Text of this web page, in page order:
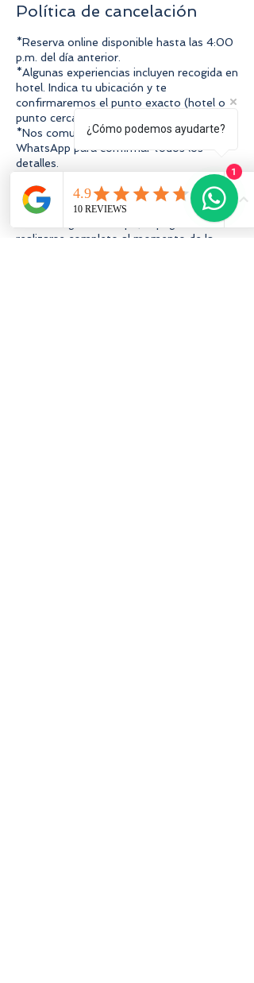
Política de cancelación
*Reserva online disponible hasta las 4:00
p.m. del día anterior.
*Algunas experiencias incluyen recogida en
hotel. Indica tu ubicación y te
confirmaremos el punto exacto (hotel o
punto cercano).
*Nos comunicamos contigo por
WhatsApp para confirmar todos los
detalles.
*Es importante llegar puntual. En caso de
no presentarte, se aplicará No Show (sin
reembolso).
*Para asegurar tu cupo, el pago debe
realizarse completo al momento de la
¿Cómo podemos ayudarte?
1